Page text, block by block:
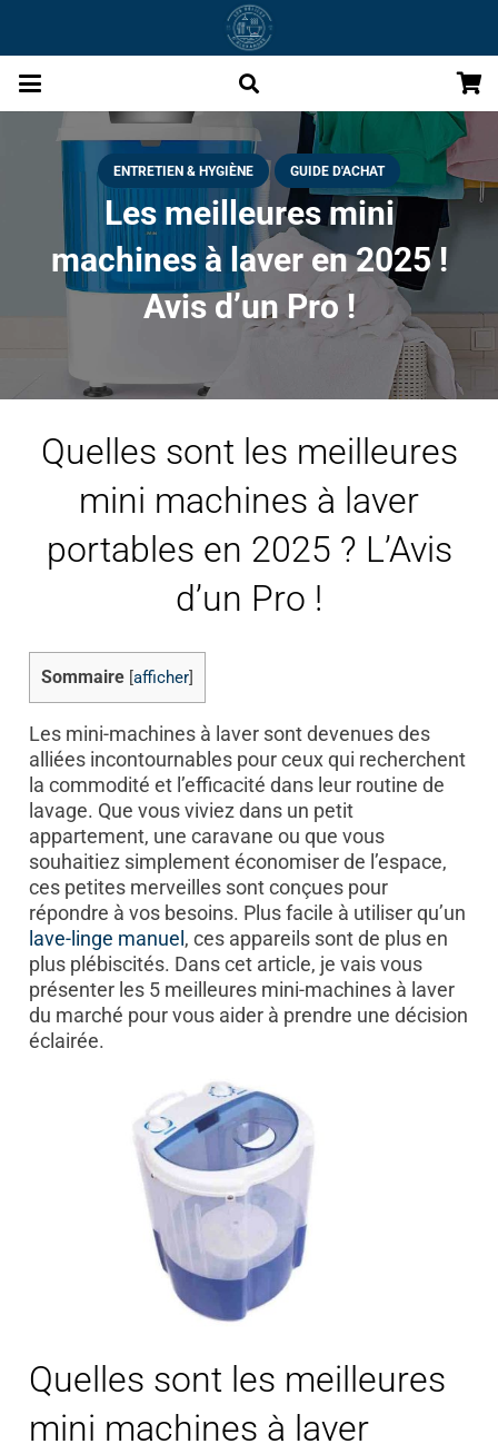
ENTRETIEN & HYGIÈNE GUIDE D'ACHAT
Les meilleures mini
machines à laver en 2025 !
Avis d’un Pro !
Quelles sont les meilleures
mini machines à laver
portables en 2025 ? L’Avis
d’un Pro !
Sommaire afficher]
Les mini-machines à laver sont devenues des
alliées incontournables pour ceux qui recherchent
la commodité et l’efficacité dans leur routine de
lavage. Que vous viviez dans un petit
appartement, une caravane ou que vous
souhaitiez simplement économiser de l’espace,
ces petites merveilles sont conçues pour
répondre à vos besoins. Plus facile à utiliser qu’un
lave-linge manuel, ces appareils sont de plus en
plus plébiscités. Dans cet article, je vais vous
présenter les 5 meilleures mini-machines à laver
du marché pour vous aider à prendre une décision
éclairée.
Quelles sont les meilleures
mini machines à laver